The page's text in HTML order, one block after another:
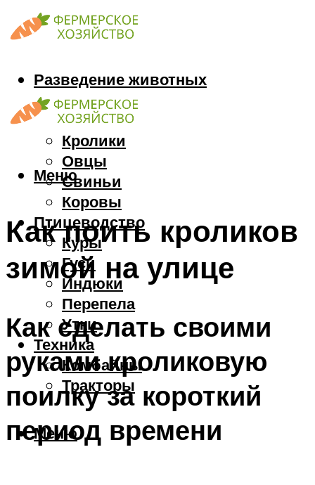
Разведение животных
Козы
Кони
Кролики
Овцы
Свиньи
Коровы
Птицеводство
Куры
Гуси
Индюки
Перепела
Утки
Техника
Комбайны
Тракторы
Меню
Меню
Как поить кроликов
зимой на улице
Как сделать своими
руками кроликовую
поилку за короткий
период времени